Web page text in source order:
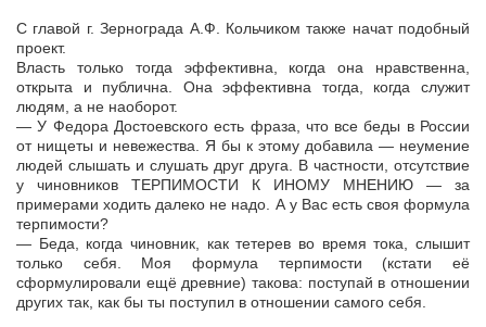
С главой г. Зернограда А.Ф. Кольчиком также начат подобный
проект.
Власть только тогда эффективна, когда она нравственна,
открыта и публична. Она эффективна тогда, когда служит
людям, а не наоборот.
— У Федора Достоевского есть фраза, что все беды в России
от нищеты и невежества. Я бы к этому добавила — неумение
людей слышать и слушать друг друга. В частности, отсутствие
у чиновников ТЕРПИМОСТИ К ИНОМУ МНЕНИЮ — за
примерами ходить далеко не надо. А у Вас есть своя формула
терпимости?
— Беда, когда чиновник, как тетерев во время тока, слышит
только себя. Моя формула терпимости (кстати её
сформулировали ещё древние) такова: поступай в отношении
других так, как бы ты поступил в отношении самого себя.